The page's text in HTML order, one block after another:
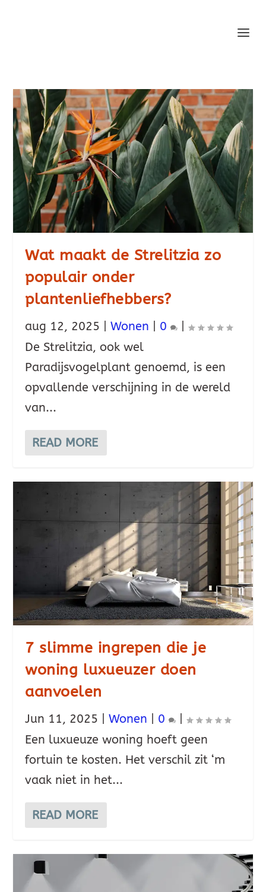
Wat maakt de Strelitzia zo
populair onder
plantenliefhebbers?
aug 12, 2025 |Wonen 0
|
De Strelitzia, ook wel
Paradijsvogelplant genoemd, is een
opvallende verschijning in de wereld
van...
READ MORE
7 slimme ingrepen die je
woning luxueuzer doen
aanvoelen
Jun 11, 2025 |Wonen 0
|
Een luxueuze woning hoeft geen
fortuin te kosten. Het verschil zit ‘m
vaak niet in het...
READ MORE